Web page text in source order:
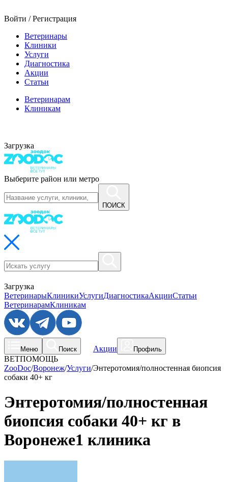
Войти / Регистрация
Ветеринары
Клиники
Услуги
Диагностика
Акции
Статьи
Ветеринарам
Клиникам
Загрузка
Выберите район или метро
ПОИСК
Загрузка
ВетеринарыКлиникиУслугиДиагностикаАкцииСтатьи
ВетеринарамКлиникам
Меню Поиск Акции Профиль
ВЕТПОМОЩЬ
ZooDoc/Воронеж/Услуги/Энтеротомия/полностенная биопсия
собаки 40+ кг
Энтеротомия/полностенная
биопсия собаки 40+ кг в
Воронеже1 клиника